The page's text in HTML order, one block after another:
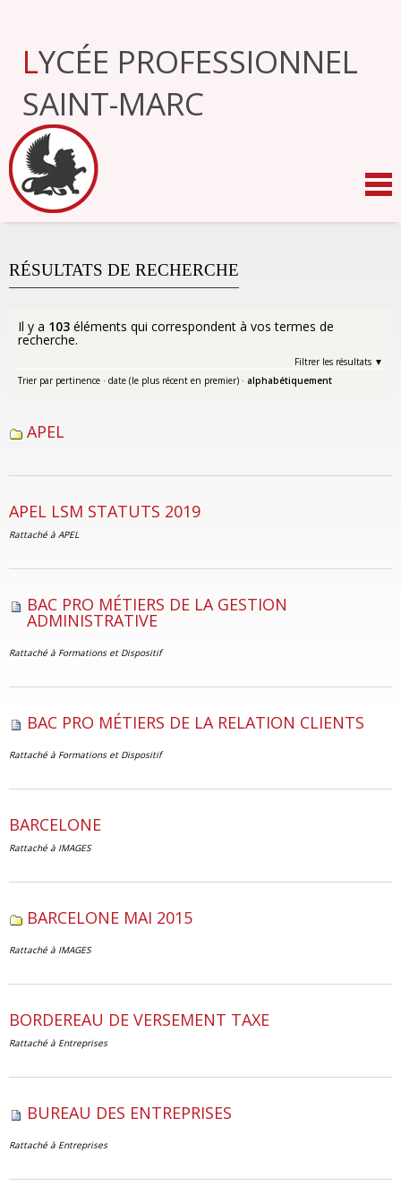
navigation
LYCÉE PROFESSIONNEL
SAINT-MARC
RÉSULTATS DE RECHERCHE
Il y a 103 éléments qui correspondent à vos termes de
recherche.
Filtrer les résultats
Trier par pertinence · date (le plus récent en premier) · alphabétiquement
APEL
APEL LSM STATUTS 2019
Rattaché à APEL
BAC PRO MÉTIERS DE LA GESTION
ADMINISTRATIVE
Rattaché à Formations et Dispositif
BAC PRO MÉTIERS DE LA RELATION CLIENTS
Rattaché à Formations et Dispositif
BARCELONE
Rattaché à IMAGES
BARCELONE MAI 2015
Rattaché à IMAGES
BORDEREAU DE VERSEMENT TAXE
Rattaché à Entreprises
BUREAU DES ENTREPRISES
Rattaché à Entreprises